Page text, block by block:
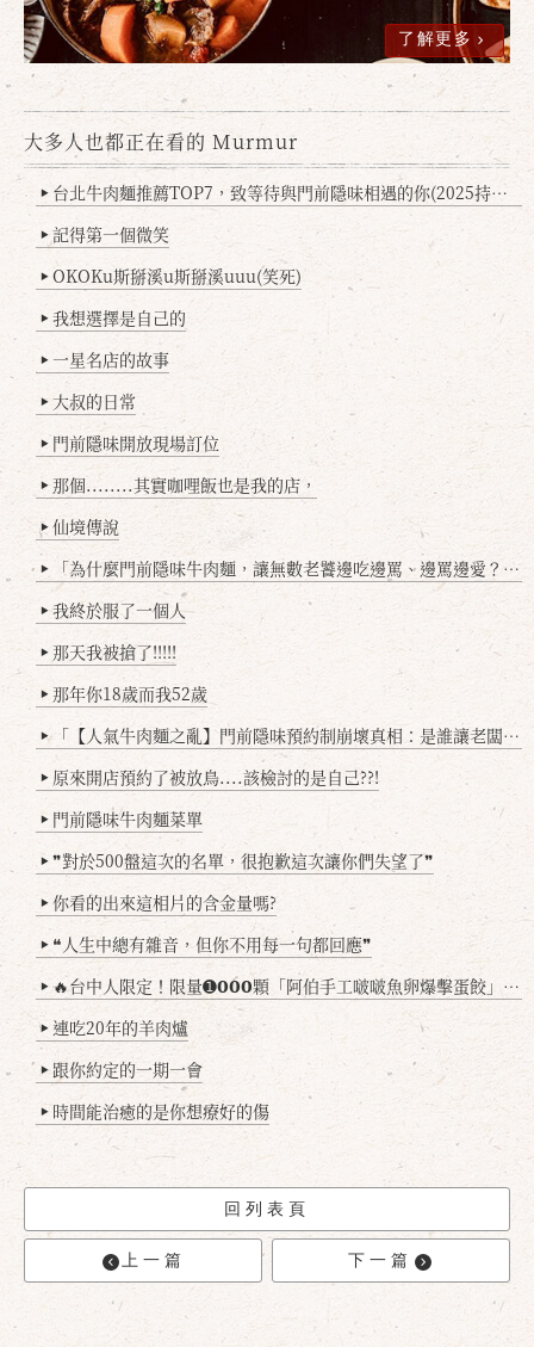
了解更多
大多人也都正在看的 Murmur
▶ 台北牛肉麵推薦TOP7，致等待與門前隱味相遇的你(2025持續更新
▶ 記得第一個微笑
▶ OKOKu斯掰溪u斯掰溪uuu(笑死)
▶ 我想選擇是自己的
▶ 一星名店的故事
▶ 大叔的日常
▶ 門前隱味開放現場訂位
▶ 那個........其實咖哩飯也是我的店，
▶ 仙境傳說
▶ 「為什麼門前隱味牛肉麵，讓無數老饕邊吃邊罵、邊罵邊愛？小辣雞揭密！」
▶ 我終於服了一個人
▶ 那天我被搶了!!!!!
▶ 那年你18歲而我52歲
▶ 「【人氣牛肉麵之亂】門前隱味預約制崩壞真相：是誰讓老闆心灰意冷？」
▶ 原來開店預約了被放鳥....該檢討的是自己??!
▶ 門前隱味牛肉麵菜單
▶ ❞對於500盤這次的名單，很抱歉這次讓你們失望了❞
▶ 你看的出來這相片的含金量嗎?
▶ ❝人生中總有雜音，但你不用每一句都回應❞
▶ 🔥台中人限定！限量➊𝟬𝟬𝟬顆「阿伯手工啵啵魚卵爆擊蛋餃」台北已被搶爆2萬顆，最後名額門前隱味只留給你！🥟💥
▶ 連吃20年的羊肉爐
▶ 跟你約定的一期一會
▶ 時間能治癒的是你想療好的傷
回列表頁
上一篇 下一篇